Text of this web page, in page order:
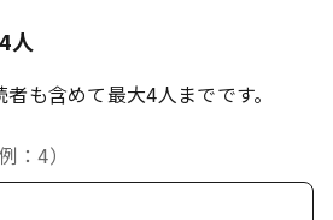
人
も含めて最大4人までです。
：4）